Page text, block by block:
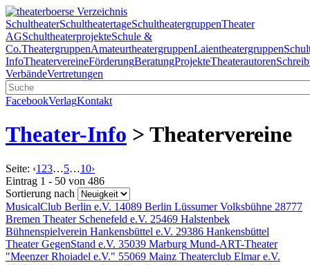
SchultheaterSchultheatertageSchultheatergruppenTheater
AGSchultheaterprojekteSchule &
Co.TheatergruppenAmateurtheatergruppenLaientheatergruppen
InfoTheatervereineFörderungBeratungProjekteTheaterautoren
VerbändeVertretungen
FacebookVerlagKontakt
Theater-Info > Theatervereine
Seite: ‹1 23…5…10›
Eintrag 1 - 50 von 486
Sortierung nach
MusicalClub Berlin e.V. 14089 Berlin Lüssumer Volksbühne 28777
Bremen Theater Schenefeld e.V. 25469 Halstenbek
Bühnenspielverein Hankensbüttel e.V. 29386 Hankensbüttel
Theater GegenStand e.V. 35039 Marburg Mund-ART-Theater
"Meenzer Rhoiadel e.V." 55069 Mainz Theaterclub Elmar e.V.